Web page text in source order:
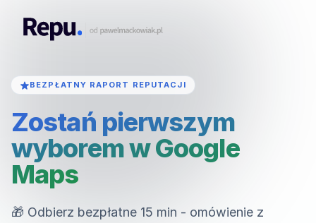
repu.pl
BEZPŁATNY RAPORT REPUTACJI
Zostań pierwszym
wyborem w Google
Maps
🎁 Odbierz bezpłatne 15 min - omówienie z